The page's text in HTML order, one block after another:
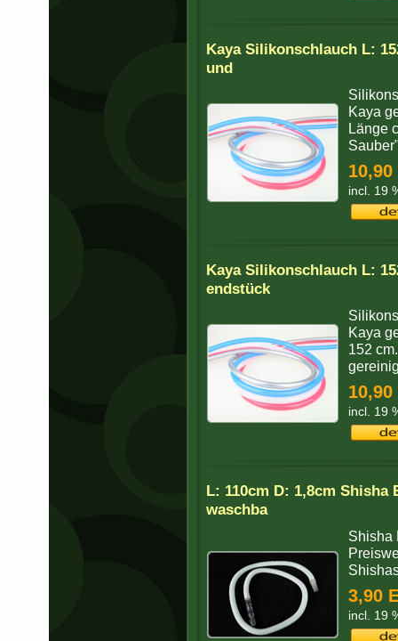
Kaya Silikonschlauch L:
und
Kaya
Länge
10,90
incl. 19
Kaya Silikonschlauch L:
endstück
Kaya
152
10,90
incl. 19
L: 110cm D: 1,8cm
waschba
Shisha
3,90
incl. 19